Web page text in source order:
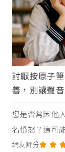
討厭按原子
善，別讓聲
您是否常因他
名憤怒？這可
音症的成因、
網友評分